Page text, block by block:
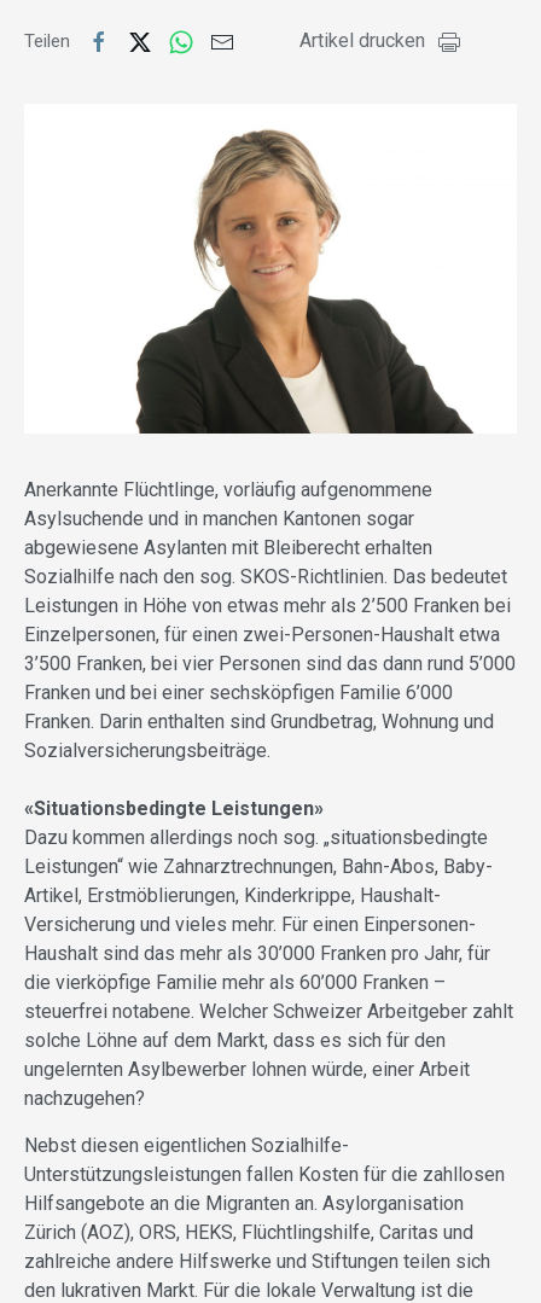
Teilen Artikel drucken
Anerkannte Flüchtlinge, vorläufig aufgenommene
Asylsuchende und in manchen Kantonen sogar
abgewiesene Asylanten mit Bleiberecht erhalten
Sozialhilfe nach den sog. SKOS-Richtlinien. Das bedeutet
Leistungen in Höhe von etwas mehr als 2’500 Franken bei
Einzelpersonen, für einen zwei-Personen-Haushalt etwa
3’500 Franken, bei vier Personen sind das dann rund 5’000
Franken und bei einer sechsköpfigen Familie 6’000
Franken. Darin enthalten sind Grundbetrag, Wohnung und
Sozialversicherungsbeiträge.
«Situationsbedingte Leistungen»
Dazu kommen allerdings noch sog. „situationsbedingte
Leistungen“ wie Zahnarztrechnungen, Bahn-Abos, Baby-
Artikel, Erstmöblierungen, Kinderkrippe, Haushalt-
Versicherung und vieles mehr. Für einen Einpersonen-
Haushalt sind das mehr als 30’000 Franken pro Jahr, für
die vierköpfige Familie mehr als 60’000 Franken –
steuerfrei notabene. Welcher Schweizer Arbeitgeber zahlt
solche Löhne auf dem Markt, dass es sich für den
ungelernten Asylbewerber lohnen würde, einer Arbeit
nachzugehen?
Nebst diesen eigentlichen Sozialhilfe-
Unterstützungsleistungen fallen Kosten für die zahllosen
Hilfsangebote an die Migranten an. Asylorganisation
Zürich (AOZ), ORS, HEKS, Flüchtlingshilfe, Caritas und
zahlreiche andere Hilfswerke und Stiftungen teilen sich
den lukrativen Markt. Für die lokale Verwaltung ist die